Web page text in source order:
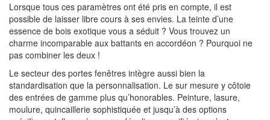
Lorsque tous ces paramètres ont été pris en compte, il est
possible de laisser libre cours à ses envies. La teinte d’une
essence de bois exotique vous a séduit ? Vous trouvez un
charme incomparable aux battants en accordéon ? Pourquoi ne
pas combiner les deux !
Le secteur des portes fenêtres intègre aussi bien la
standardisation que la personnalisation. Le sur mesure y côtoie
des entrées de gamme plus qu’honorables. Peinture, lasure,
moulure, quincaillerie sophistiquée et jusqu’à des options